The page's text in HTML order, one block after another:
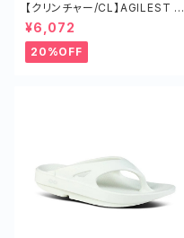
【クリンチャー/CL】AGILEST D
URO タイヤ ロードバイク ツー
リング チューブド 軽い
¥6,072
20%OFF